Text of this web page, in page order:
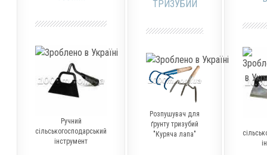
Ручний
сільськогосподарський
інструмент
ТРИЗУБИЙ
Розпушувач для
ґрунту тризубий
"Куряча лапа"